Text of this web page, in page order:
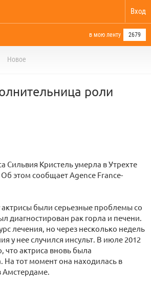
Вход
в мою ленту 2679
Новое
роли
Сильвия Кристель умерла в Утрехте
этом сообщает Agence France-
актрисы были серьезные проблемы со
диагностирован рак горла и печени.
лечения, но через несколько недель
у нее случился инсульт. В июле 2012
что актриса вновь была
На тот момент она находилась в
Амстердаме.